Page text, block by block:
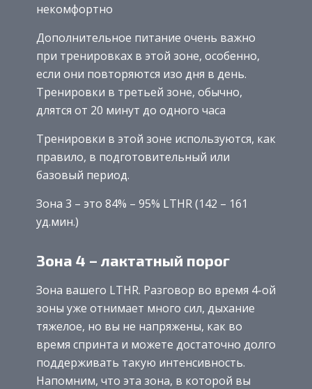
некомфортно
Дополнительное питание очень важно
при тренировках в этой зоне, особенно,
если они повторяются изо дня в день.
Тренировки в третьей зоне, обычно,
длятся от 20 минут до одного часа
Тренировки в этой зоне используются, как
правило, в подготовительный или
базовый период.
Зона 3 – это 84% – 95% LTHR (142 – 161
уд.мин.)
Зона 4 – лактатный порог
Зона вашего LTHR. Разговор во время 4-ой
зоны уже отнимает много сил, дыхание
тяжелое, но вы не напряжены, как во
время спринта и можете достаточно долго
поддерживать такую интенсивность.
Напомним, что эта зона, в которой вы